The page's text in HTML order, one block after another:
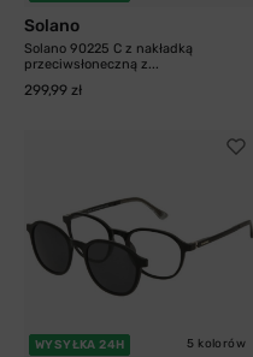
Solano
Solano 90225 C z nakładką
przeciwsłoneczną z...
299,99 zł
WYSYŁKA 24H 5 kolorów